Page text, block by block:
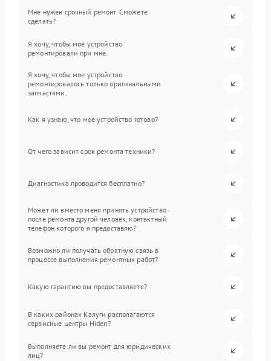
Мне нужен срочный ремонт. Сможете
сделать?
Я хочу, чтобы мое устройство
ремонтировали при мне.
Я хочу, чтобы мое устройство
ремонтировалось только оригинальными
запчастями.
Как я узнаю, что мое устройство готово?
От чего зависит срок ремонта техники?
Диагностика проводится бесплатно?
Может ли вместо меня принять устройство
после ремонта другой человек, контактный
телефон которого я предоставлю?
Возможно ли получать обратную связь в
процессе выполнения ремонтных работ?
Какую гарантию вы предоставляете?
В каких районах Калуги располагаются
сервисные центры Hiden?
Выполняете ли вы ремонт для юридических
лиц?